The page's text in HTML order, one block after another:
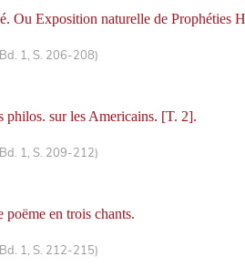
Ou Exposition naturelle de Prophéties
1, S. 206-208)
philos. sur les Americains. [T. 2].
1, S. 209-212)
poëme en trois chants.
1, S. 212-215)